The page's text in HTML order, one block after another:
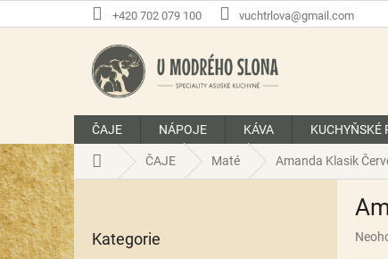
na
+420 702 079 100 vuchtrlova@gmail.com
ČAJE NÁPOJE KÁVA KUCHYŇSKÉ
Domů ČAJE Maté Amanda Klasik
P
o
s
t
kategorie
Kategorie